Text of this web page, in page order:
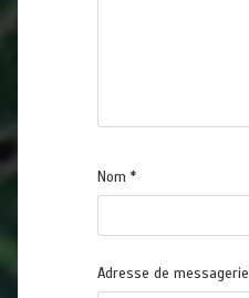
Nom *
Adresse de messagerie